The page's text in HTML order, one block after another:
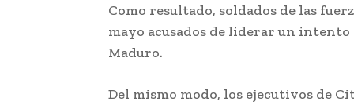
Como resultado, soldados de las
mayo acusados ​​de liderar un
Maduro.
Del mismo modo, los ejecutivos de